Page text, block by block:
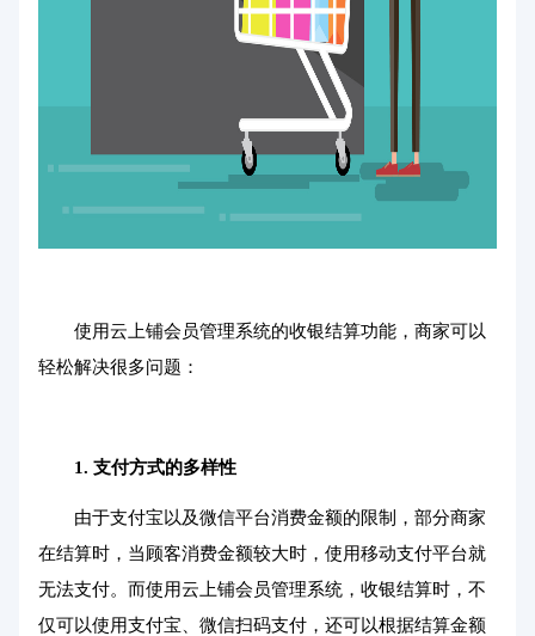
使用云上铺会员管理系统的收银结算功能，商家可以
轻松解决很多问题：
1. 支付方式的多样性
由于支付宝以及微信平台消费金额的限制，部分商家
在结算时，当顾客消费金额较大时，使用移动支付平台就
无法支付。而使用云上铺会员管理系统，收银结算时，不
仅可以使用支付宝、微信扫码支付，还可以根据结算金额